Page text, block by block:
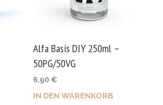
Alfa Basis DIY 250ml –
50PG/50VG
6,90 €
IN DEN WARENKORB